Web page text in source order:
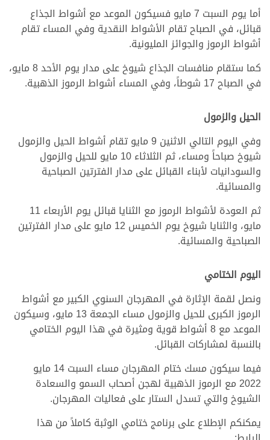
أما يوم السبت 7 مايو فسيكون الموعد مع أشواط الجذاع
قبائل، في الصباح تقام الأشواط النقدية وفي المساء تقام
أشواط الرموز والجوائز المليونية.
كما ستقام منافسات الجذاع شيوخ على مدار يوم الأحد 8 مايو،
في الصباح 17 شوطاً، وفي المساء أشواط الرموز الذهبية.
الحيل والزمول
وفي اليوم التالي الاثنين 9 مايو تقام أشواط الحيل والزمول
شيوخ صباحاً ومساء، ثم الثلاثاء 10 مايو للحيل والزمول
والسودانيات لأبناء القبائل على مدار الفترتين الصباحية
والمسائية.
ثم العودة لأشواط الرموز مع الثنايا قبائل يوم الأربعاء 11
مايو، والثنايا شيوخ يوم الخميس 12 مايو على مدار الفترتين
الصباحية والمسائية.
اليوم الختامي
ونصل لقمة الإثارة في المهرجان السنوي الكبير مع أشواط
الرموز الكبرى للحيل والزمول مساء الجمعة 13 مايو، وسيكون
الموعد مع 8 أشواط قوية ومثيرة في هذا اليوم الختامي
بالنسبة لمشاركات القبائل.
فيما سيكون مسك ختام المهرجان مساء السبت 14 مايو
2022 مع الرموز الذهبية لهجن أصحاب السمو والسعادة
الشيوخ والتي تسدل الستار على فعاليات المهرجان.
يمكنكم الإطلاع على برنامج ختامي الوثبة كاملاً من هذا